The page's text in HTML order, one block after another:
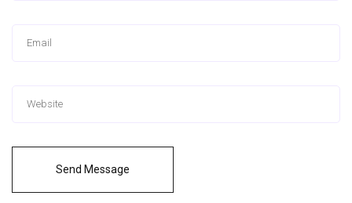
Send Message